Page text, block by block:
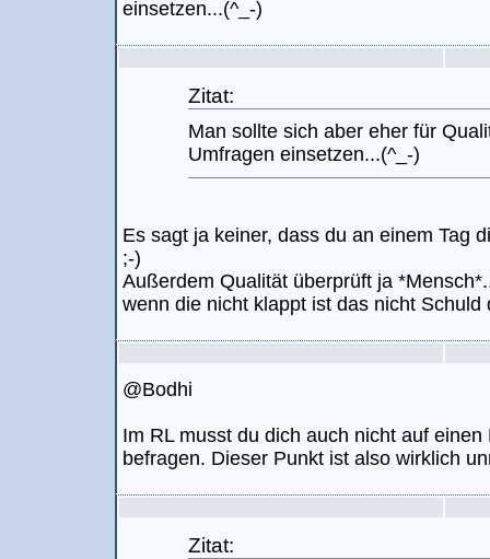
einsetzen...(^_-)
Zitat:
Man sollte sich aber eher für
Umfragen einsetzen...(^_-)
Es sagt ja keiner, dass du an einem Tag
;-)
Außerdem Qualität überprüft ja
wenn die nicht klappt ist das nicht Schuld
@Bodhi
Im RL musst du dich auch nicht auf
befragen. Dieser Punkt ist also wirklich
Zitat: